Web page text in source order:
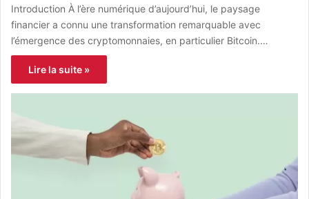
Introduction À l’ère numérique d’aujourd’hui, le paysage
financier a connu une transformation remarquable avec
l’émergence des cryptomonnaies, en particulier Bitcoin.…
Lire la suite »